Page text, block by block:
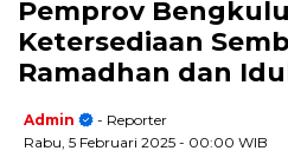
Pemprov
Ketersediaan
Ramadhan dan
Admin
- Reporter
Rabu, 5 Februari 2025 - 00:00 WIB